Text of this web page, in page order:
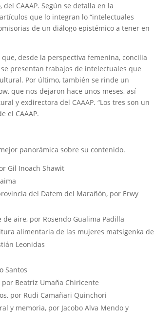
CAAAP. Según se detalla en la
que lo integran lo “intelectuales
de un diálogo epistémico a tener en
desde la perspectiva femenina, concilia
se presentan trabajos de intelectuales que
Por último, también se rinde un
que nos dejaron hace unos meses, así
y exdirectora del CAAAP. “Los tres son un
el CAAAP.
panorámica sobre su contenido.
Gil Inoach Shawit
del Datem del Marañón, por Erwy
aire, por Rosendo Gualima Padilla
alimentaria de las mujeres matsigenka de
Leonidas
Santos
Beatriz Umaña Chiricente
por Rudi Camañari Quinchori
y memoria, por Jacobo Alva Mendo y